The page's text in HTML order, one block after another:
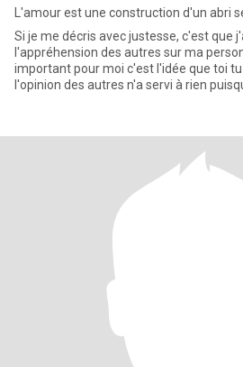
L'amour est une construction d'un abri
Si je me décris avec justesse, c'est que
l'appréhension des autres sur ma
important pour moi c'est l'idée que toi
l'opinion des autres n'a servi à rien